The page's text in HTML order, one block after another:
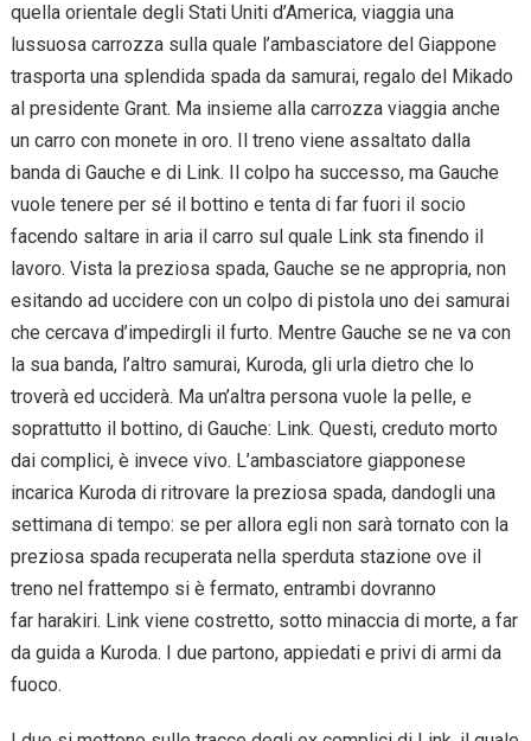
quella orientale degli Stati Uniti d’America, viaggia una
lussuosa carrozza sulla quale l’ambasciatore del Giappone
trasporta una splendida spada da samurai, regalo del Mikado
al presidente Grant. Ma insieme alla carrozza viaggia anche
un carro con monete in oro. Il treno viene assaltato dalla
banda di Gauche e di Link. Il colpo ha successo, ma Gauche
vuole tenere per sé il bottino e tenta di far fuori il socio
facendo saltare in aria il carro sul quale Link sta finendo il
lavoro. Vista la preziosa spada, Gauche se ne appropria, non
esitando ad uccidere con un colpo di pistola uno dei samurai
che cercava d’impedirgli il furto. Mentre Gauche se ne va con
la sua banda, l’altro samurai, Kuroda, gli urla dietro che lo
troverà ed ucciderà. Ma un’altra persona vuole la pelle, e
soprattutto il bottino, di Gauche: Link. Questi, creduto morto
dai complici, è invece vivo. L’ambasciatore giapponese
incarica Kuroda di ritrovare la preziosa spada, dandogli una
settimana di tempo: se per allora egli non sarà tornato con la
preziosa spada recuperata nella sperduta stazione ove il
treno nel frattempo si è fermato, entrambi dovranno
far harakiri. Link viene costretto, sotto minaccia di morte, a far
da guida a Kuroda. I due partono, appiedati e privi di armi da
fuoco.